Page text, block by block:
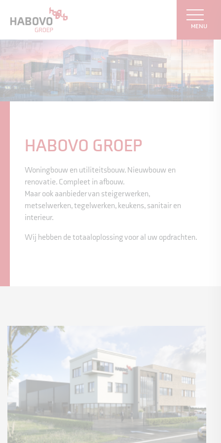
MENU
HABOVO GROEP
Woningbouw en utiliteitsbouw. Nieuwbouw en
renovatie. Compleet in afbouw.
Maar ook aanbieder van steigerwerken,
metselwerken, tegelwerken, keukens, sanitair en
interieur.
Wij hebben de totaaloplossing voor al uw opdrachten.